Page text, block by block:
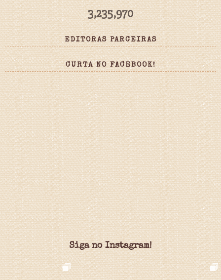
3,235,970
EDITORAS PARCEIRAS
CURTA NO FACEBOOK!
Siga no Instagram!